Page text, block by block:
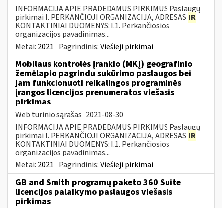
INFORMACIJA APIE PRADEDAMUS PIRKIMUS Paslaugų
pirkimai I. PERKANČIOJI ORGANIZACIJA, ADRESAS IR
KONTAKTINIAI DUOMENYS: I.1. Perkančiosios
organizacijos pavadinimas...
Metai: 2021 Pagrindinis:Viešieji pirkimai
Mobilaus kontrolės įrankio (MKĮ) geografinio
žemėlapio pagrindu sukūrimo paslaugos bei
jam funkcionuoti reikalingos programinės
įrangos licencijos prenumeratos viešasis
pirkimas
Web turinio sąrašas 2021-08-30
INFORMACIJA APIE PRADEDAMUS PIRKIMUS Paslaugų
pirkimai I. PERKANČIOJI ORGANIZACIJA, ADRESAS IR
KONTAKTINIAI DUOMENYS: I.1. Perkančiosios
organizacijos pavadinimas...
Metai: 2021 Pagrindinis:Viešieji pirkimai
GB and Smith programų paketo 360 Suite
licencijos palaikymo paslaugos viešasis
pirkimas